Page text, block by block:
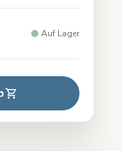
Auf Lager